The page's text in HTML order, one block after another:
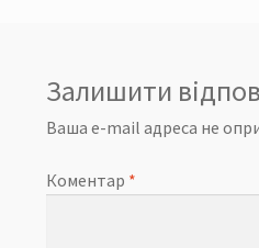
Залишити
Ваша e-mail адреса не
Коментар *